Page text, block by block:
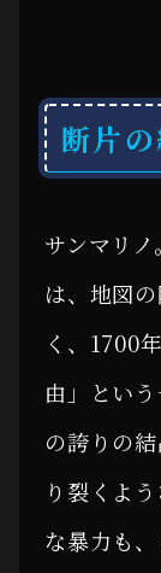
断片
サンマリ
は、地図
く、1700
由」とい
の誇りの
り裂くよ
な暴力も